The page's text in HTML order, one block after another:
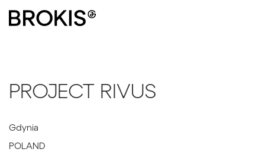
PROJECT RIVUS
Gdynia
POLAND